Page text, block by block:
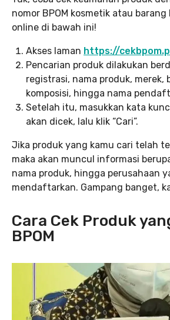
nomor BPOM kosmetik atau
online di bawah ini!
Akses laman https://
Pencarian produk dilakukan
registrasi, nama produk, merek,
komposisi, hingga nama
Setelah itu, masukkan kata
akan dicek, lalu klik “Cari”.
Jika produk yang kamu cari telah
maka akan muncul informasi
nama produk, hingga perusahaan
mendaftarkan. Gampang banget,
Cara Cek Produk
BPOM